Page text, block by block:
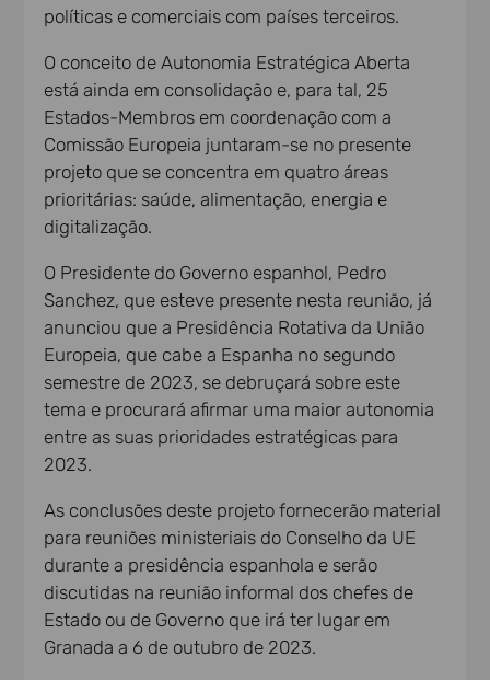
políticas e comerciais com países terceiros.
O conceito de Autonomia Estratégica Aberta
está ainda em consolidação e, para tal, 25
Estados-Membros em coordenação com a
Comissão Europeia juntaram-se no presente
projeto que se concentra em quatro áreas
prioritárias: saúde, alimentação, energia e
digitalização.
O Presidente do Governo espanhol, Pedro
Sanchez, que esteve presente nesta reunião, já
anunciou que a Presidência Rotativa da União
Europeia, que cabe a Espanha no segundo
semestre de 2023, se debruçará sobre este
tema e procurará afirmar uma maior autonomia
entre as suas prioridades estratégicas para
2023.
As conclusões deste projeto fornecerão material
para reuniões ministeriais do Conselho da UE
durante a presidência espanhola e serão
discutidas na reunião informal dos chefes de
Estado ou de Governo que irá ter lugar em
Granada a 6 de outubro de 2023.